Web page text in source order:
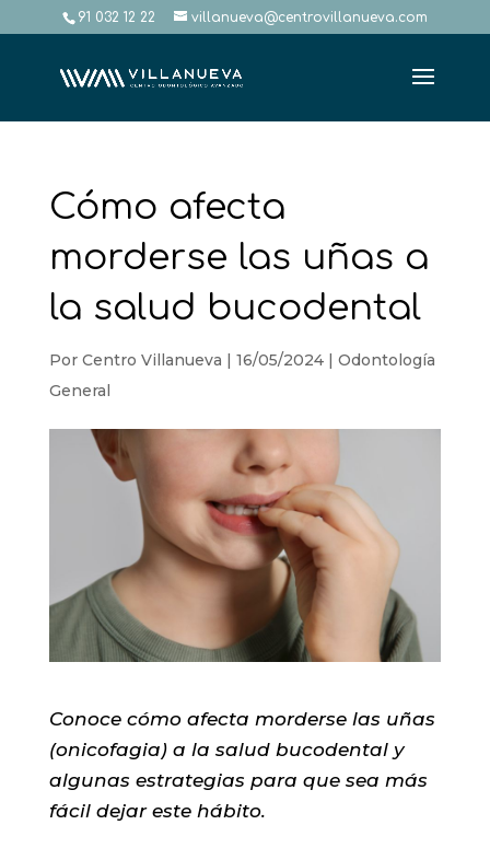
91 032 12 22 villanueva@centrovillanueva.com
Cómo afecta
morderse las uñas a
la salud bucodental
Por Centro Villanueva | 16/05/2024| Odontología
General
Conoce cómo afecta morderse las uñas
(onicofagia) a la salud bucodental y
algunas estrategias para que sea más
fácil dejar este hábito.